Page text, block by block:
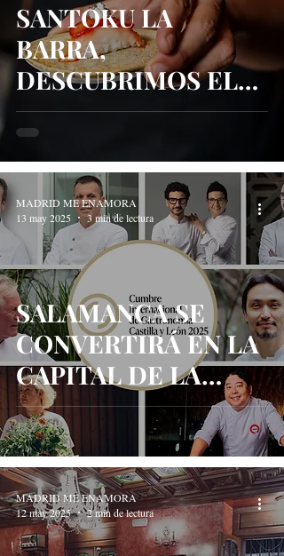
SANTOKU LA
BARRA,
DESCUBRIMOS EL
MENÚ OMAKASE
CON LISTA DE
ESPERA DE MESES
SALAMANCA SE
CONVERTIRÁ EN LA
CAPITAL DE LA
GASTRONOMÍA LOS
PRÓXIMOS 19 Y 20
DE MAYO
MADRID ME ENAMORA
13 may 2025
3 min de lectura
MADRID ME ENAMORA
12 may 2025
2 min de lectura